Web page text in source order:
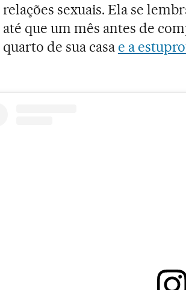
relações sexuais. Ela se
até que um mês antes de
quarto de sua casa e a